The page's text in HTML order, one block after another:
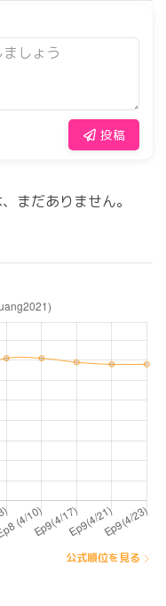
投稿
まだありません。
公式順位を見る